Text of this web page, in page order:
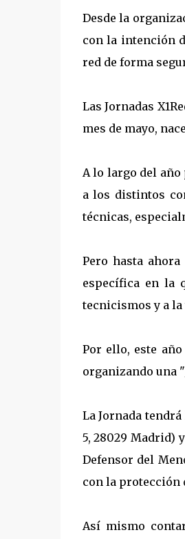
Desde la
con la intención
red de forma
Las Jornadas
mes de mayo,
A lo largo del
a los distintos
técnicas,
Pero hasta
específica en la
tecnicismos y a
Por ello, este
organizando una
La Jornada
5, 28029 Madrid)
Defensor del
con la protección
Así mismo